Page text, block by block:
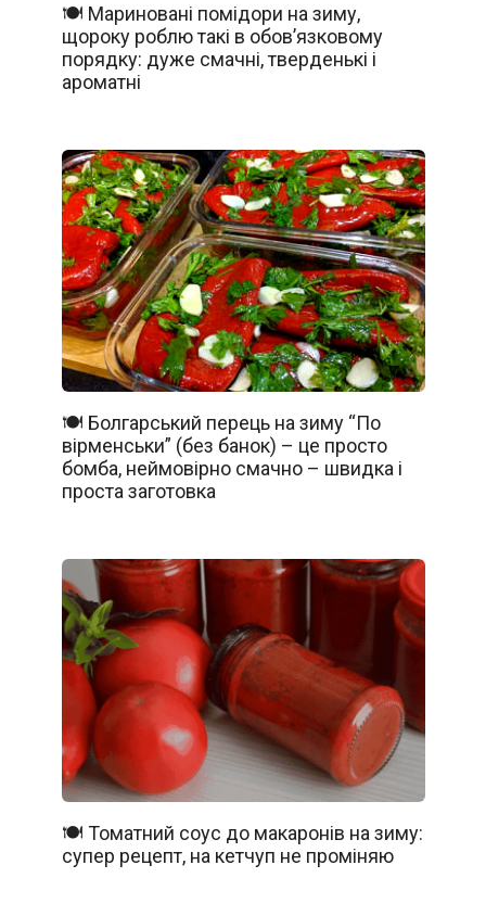
🍽️ Мариновані помідори на зиму,
щороку роблю такі в обов’язковому
порядку: дуже смачні, тверденькі і
ароматні
🍽️ Болгарський перець на зиму “По
вірменськи” (без банок) – це просто
бомба, неймовірно смачно – швидка і
проста заготовка
🍽️ Томатний соус до макаронів на зиму:
супер рецепт, на кетчуп не проміняю